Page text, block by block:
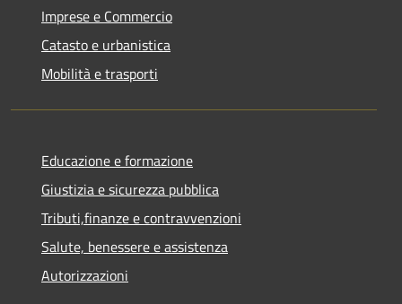
Imprese e Commercio
Catasto e urbanistica
Mobilità e trasporti
Educazione e formazione
Giustizia e sicurezza pubblica
Tributi,finanze e contravvenzioni
Salute, benessere e assistenza
Autorizzazioni